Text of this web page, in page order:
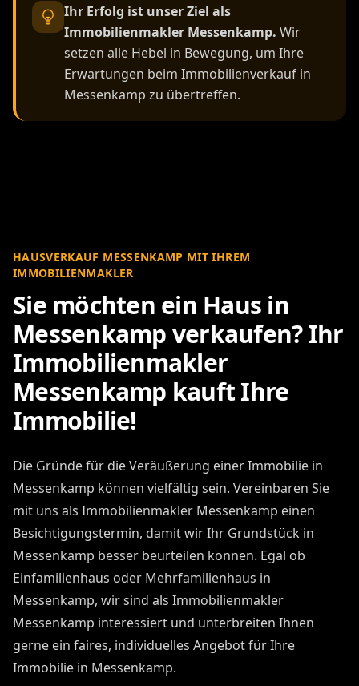
Ihr Erfolg ist unser Ziel als
Immobilienmakler Messenkamp. Wir
setzen alle Hebel in Bewegung, um Ihre
Erwartungen beim Immobilienverkauf in
Messenkamp zu übertreffen.
HAUSVERKAUF MESSENKAMP MIT IHREM
IMMOBILIENMAKLER
Sie möchten ein Haus in
Messenkamp verkaufen? Ihr
Immobilienmakler
Messenkamp kauft Ihre
Immobilie!
Die Gründe für die Veräußerung einer Immobilie in
Messenkamp können vielfältig sein. Vereinbaren Sie
mit uns als Immobilienmakler Messenkamp einen
Besichtigungstermin, damit wir Ihr Grundstück in
Messenkamp besser beurteilen können. Egal ob
Einfamilienhaus oder Mehrfamilienhaus in
Messenkamp, wir sind als Immobilienmakler
Messenkamp interessiert und unterbreiten Ihnen
gerne ein faires, individuelles Angebot für Ihre
Immobilie in Messenkamp.